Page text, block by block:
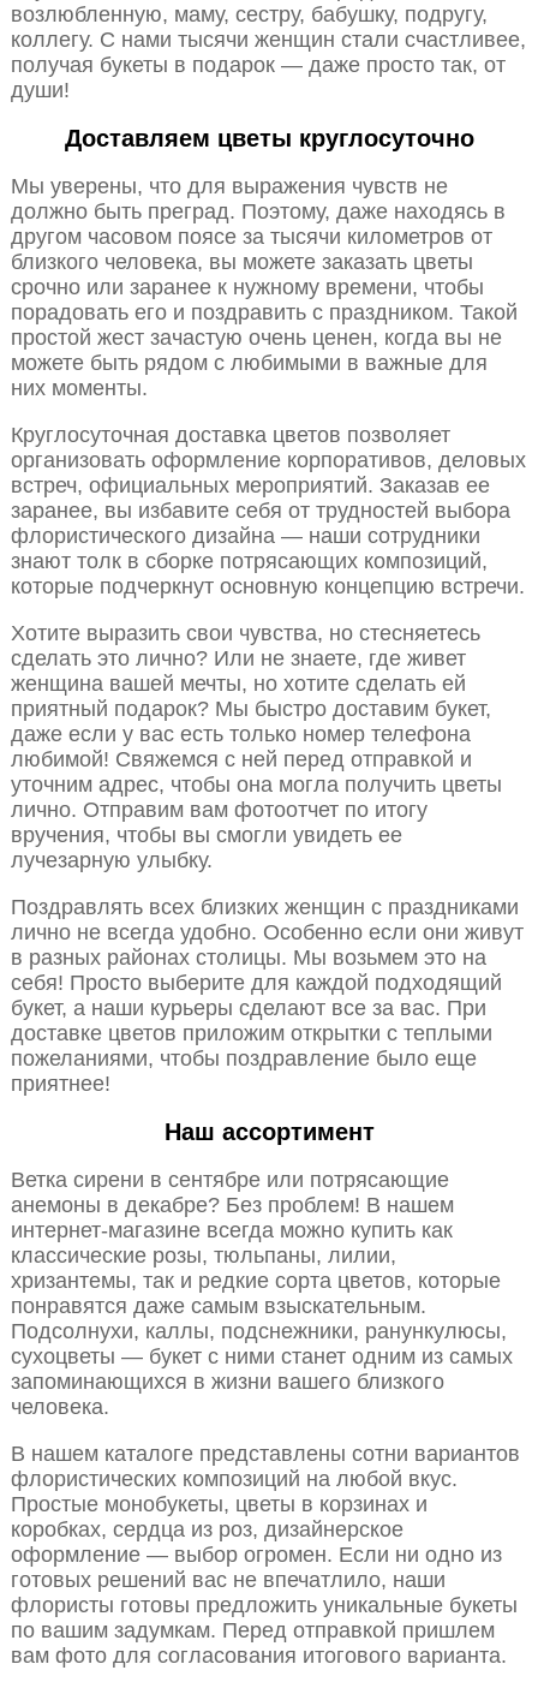
возлюбленную, маму, сестру, бабушку, подругу,
коллегу. С нами тысячи женщин стали счастливее,
получая букеты в подарок — даже просто так, от
души!
Доставляем цветы круглосуточно
Мы уверены, что для выражения чувств не
должно быть преград. Поэтому, даже находясь в
другом часовом поясе за тысячи километров от
близкого человека, вы можете заказать цветы
срочно или заранее к нужному времени, чтобы
порадовать его и поздравить с праздником. Такой
простой жест зачастую очень ценен, когда вы не
можете быть рядом с любимыми в важные для
них моменты.
Круглосуточная доставка цветов позволяет
организовать оформление корпоративов, деловых
встреч, официальных мероприятий. Заказав ее
заранее, вы избавите себя от трудностей выбора
флористического дизайна — наши сотрудники
знают толк в сборке потрясающих композиций,
которые подчеркнут основную концепцию встречи.
Хотите выразить свои чувства, но стесняетесь
сделать это лично? Или не знаете, где живет
женщина вашей мечты, но хотите сделать ей
приятный подарок? Мы быстро доставим букет,
даже если у вас есть только номер телефона
любимой! Свяжемся с ней перед отправкой и
уточним адрес, чтобы она могла получить цветы
лично. Отправим вам фотоотчет по итогу
вручения, чтобы вы смогли увидеть ее
лучезарную улыбку.
Поздравлять всех близких женщин с праздниками
лично не всегда удобно. Особенно если они живут
в разных районах столицы. Мы возьмем это на
себя! Просто выберите для каждой подходящий
букет, а наши курьеры сделают все за вас. При
доставке цветов приложим открытки с теплыми
пожеланиями, чтобы поздравление было еще
приятнее!
Наш ассортимент
Ветка сирени в сентябре или потрясающие
анемоны в декабре? Без проблем! В нашем
интернет-магазине всегда можно купить как
классические розы, тюльпаны, лилии,
хризантемы, так и редкие сорта цветов, которые
понравятся даже самым взыскательным.
Подсолнухи, каллы, подснежники, ранункулюсы,
сухоцветы — букет с ними станет одним из самых
запоминающихся в жизни вашего близкого
человека.
В нашем каталоге представлены сотни вариантов
флористических композиций на любой вкус.
Простые монобукеты, цветы в корзинах и
коробках, сердца из роз, дизайнерское
оформление — выбор огромен. Если ни одно из
готовых решений вас не впечатлило, наши
флористы готовы предложить уникальные букеты
по вашим задумкам. Перед отправкой пришлем
вам фото для согласования итогового варианта.